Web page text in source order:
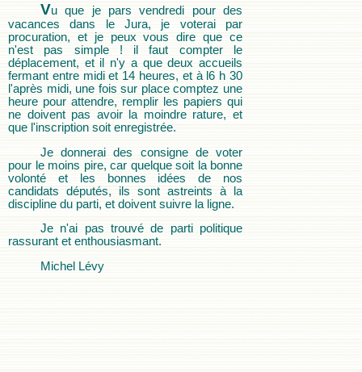
Vu que je pars vendredi pour des
vacances dans le Jura, je voterai par
procuration, et je peux vous dire que ce
n'est pas simple ! il faut compter le
déplacement, et il n'y a que deux accueils
fermant entre midi et 14 heures, et à l6 h 30
l'après midi, une fois sur place comptez une
heure pour attendre, remplir les papiers qui
ne doivent pas avoir la moindre rature, et
que l'inscription soit enregistrée.
Je donnerai des consigne de voter
pour le moins pire, car quelque soit la bonne
volonté et les bonnes idées de nos
candidats députés, ils sont astreints à la
discipline du parti, et doivent suivre la ligne.
Je n'ai pas trouvé de parti politique
rassurant et enthousiasmant.
Michel Lévy